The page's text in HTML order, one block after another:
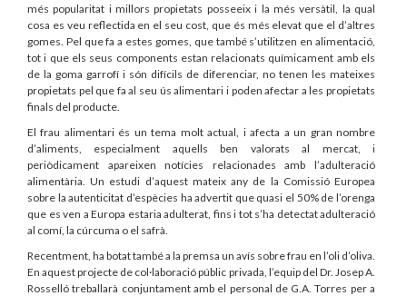
més popularitat i millors propietats posseeix i la més versàtil, la qual
cosa es veu reflectida en el seu cost, que és més elevat que el d’altres
gomes. Pel que fa a estes gomes, que també s’utilitzen en alimentació,
tot i que els seus components estan relacionats químicament amb els
de la goma garrofí i són difícils de diferenciar, no tenen les mateixes
propietats pel que fa al seu ús alimentari i poden afectar a les propietats
finals del producte.
El frau alimentari és un tema molt actual, i afecta a un gran nombre
d’aliments, especialment aquells ben valorats al mercat, i
periòdicament apareixen notícies relacionades amb l’adulteració
alimentària. Un estudi d’aquest mateix any de la Comissió Europea
sobre la autenticitat d’espècies ha advertit que quasi el 50% de l’orenga
que es ven a Europa estaria adulterat, fins i tot s’ha detectat adulteració
al comí, la cúrcuma o el safrà.
Recentment, ha botat també a la premsa un avís sobre frau en l’oli d’oliva.
En aquest projecte de col·laboració públic privada, l’equip del Dr. Josep A.
Rosselló treballarà conjuntament amb el personal de G.A. Torres per a